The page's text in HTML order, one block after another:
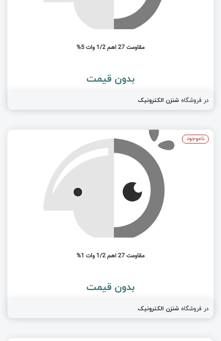
مقاومت 27 اهم 1/2 وات 5%
بدون قیمت
در فروشگاه شنزن الکترونیک
مقاومت 27 اهم 1/2 وات 1%
بدون قیمت
در فروشگاه شنزن الکترونیک
ناموجود